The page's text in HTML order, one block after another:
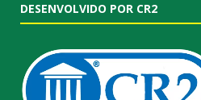
DESENVOLVIDO POR CR2